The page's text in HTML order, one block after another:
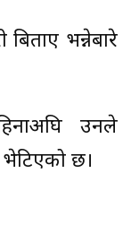
भन्नेबारे
उनले
छ।